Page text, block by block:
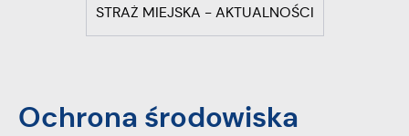
STRAŻ MIEJSKA - AKTUALNOŚCI
Ochrona środowiska